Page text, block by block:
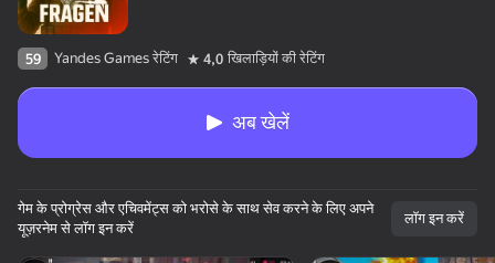
59 Yandes Games रेटिंग 4,0 खिलाड़ियों की रेटिंग
अब खेलें
गेम के प्रोग्रेस और एचिवमेंट्स को भरोसे के साथ सेव करने के लिए अपने
यूज़रनेम से लॉग इन करें
लॉग इन करें